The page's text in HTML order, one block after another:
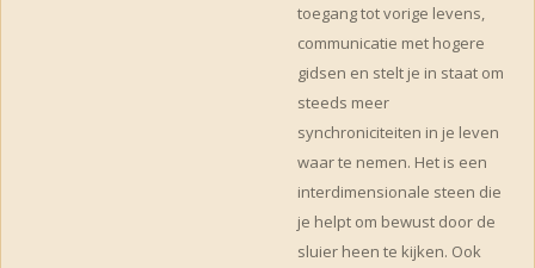
toegang tot vorige levens,
communicatie met hogere
gidsen en stelt je in staat om
steeds meer
synchroniciteiten in je leven
waar te nemen. Het is een
interdimensionale steen die
je helpt om bewust door de
sluier heen te kijken. Ook